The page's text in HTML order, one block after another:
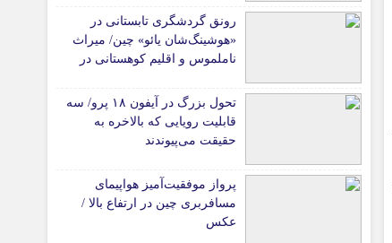
رونق گردشگری تابستانی در
«هوشینگ‌شان یائو» چین/ میراث
ناملموس و اقلیم کوهستانی در
تحول بزرگ در آیفون ۱۸ پرو/ سه
قابلیت رویایی که بالاخره به
حقیقت می‌پیوندند
پرواز موفقیت‌آمیز هواپیمای
مسافربری چین در ارتفاع بالا /
عکس